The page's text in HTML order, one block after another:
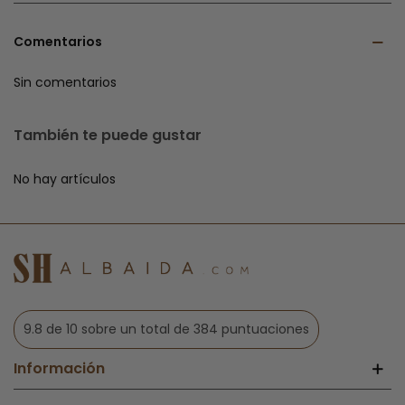
Comentarios
Sin comentarios
También te puede gustar
No hay artículos
9.8 de 10 sobre un total de 384 puntuaciones
Información